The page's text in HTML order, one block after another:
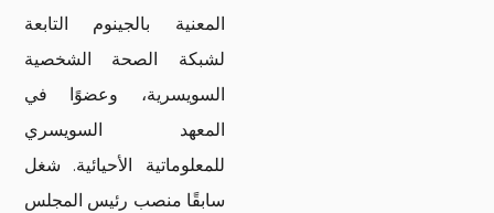
المعنية بالجينوم التابعة
لشبكة الصحة الشخصية
السويسرية، وعضوًا في
المعهد السويسري
للمعلوماتية الأحيائية. شغل
سابقًا منصب رئيس المجلس